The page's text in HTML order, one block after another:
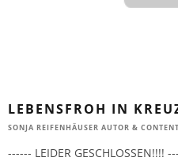
LEBENSFROH IN
SONJA REIFENHÄUSER AUTOR &
------ LEIDER